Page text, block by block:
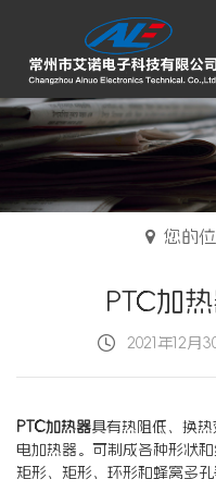
您的
PTC加
2021年12月
PTC加热器具有热阻低、换
电加热器。可制成各种形状
矩形、矩形、环形和蜂窝多孔